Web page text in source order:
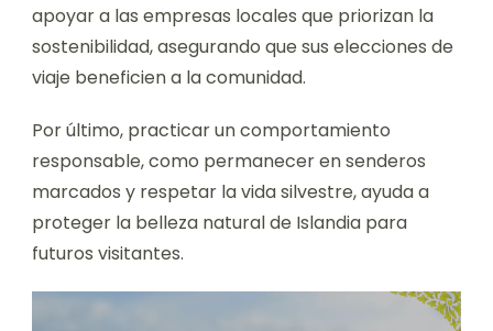
apoyar a las empresas locales que priorizan la
sostenibilidad, asegurando que sus elecciones de
viaje beneficien a la comunidad.
Por último, practicar un comportamiento
responsable, como permanecer en senderos
marcados y respetar la vida silvestre, ayuda a
proteger la belleza natural de Islandia para
futuros visitantes.